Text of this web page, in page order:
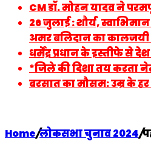
CM डॉ. मोहन यादव ने
26 जुलाई : शौर्य,
अमर बलिदान का कालजयी
धर्मेंद्र प्रधान के इस्तीफे से
*जिले की दिशा तय करता
बरसात का मौसम: उम्र के
Home/लोकसभा चुनाव 2024/